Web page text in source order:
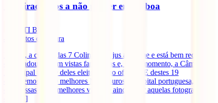
10 miradouros a não perder em Lisboa
IATI Blog
minutos de leitura
Lisboa, a cidade das 7 Colinas, faz jus ao nome e está bem recheada
de miradouros com vistas fantásticas e, neste momento, a Câmara
Municipal tem 19 deles eleitos como oficiais. E destes 19
escolhemos os 10 melhores Miradouros da capital portuguesa, para
que possas ter as melhores vistas, e ainda, tirar aquelas fotografias
que [...]